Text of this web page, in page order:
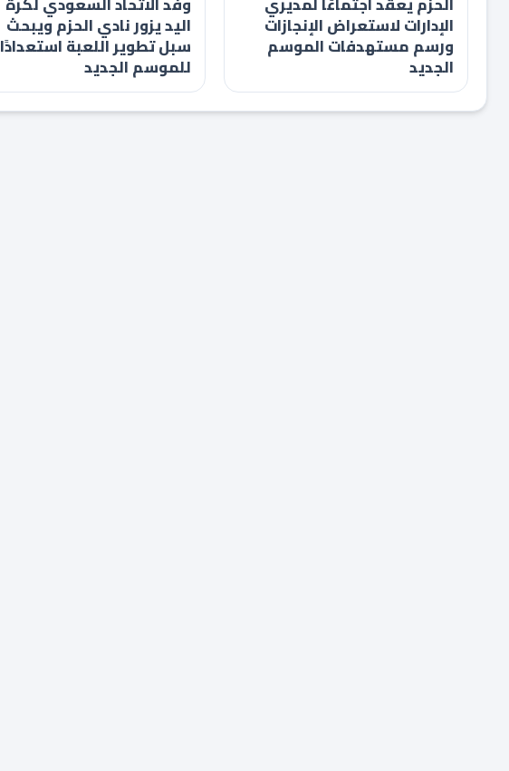
الإدارات لاستعراض الإنجازات
ورسم مستهدفات الموسم
الجديد
اليد يزور نادي الحزم ويبحث
سبل تطوير اللعبة استعدادًا
للموسم الجديد